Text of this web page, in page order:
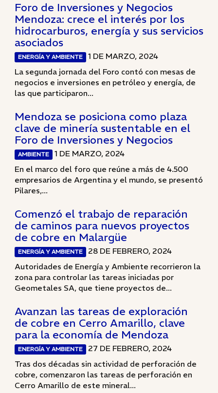
Foro de Inversiones y Negocios
Mendoza: crece el interés por los
hidrocarburos, energía y sus servicios
asociados
ENERGÍA Y AMBIENTE
1 DE MARZO, 2024
La segunda jornada del Foro contó con mesas de
negocios e inversiones en petróleo y energía, de
las que participaron...
Mendoza se posiciona como plaza
clave de minería sustentable en el
Foro de Inversiones y Negocios
AMBIENTE
1 DE MARZO, 2024
En el marco del foro que reúne a más de 4.500
empresarios de Argentina y el mundo, se presentó
Pilares,...
Comenzó el trabajo de reparación
de caminos para nuevos proyectos
de cobre en Malargüe
ENERGÍA Y AMBIENTE
28 DE FEBRERO, 2024
Autoridades de Energía y Ambiente recorrieron la
zona para controlar las tareas iniciadas por
Geometales SA, que tiene proyectos de...
Avanzan las tareas de exploración
de cobre en Cerro Amarillo, clave
para la economía de Mendoza
ENERGÍA Y AMBIENTE
27 DE FEBRERO, 2024
Tras dos décadas sin actividad de perforación de
cobre, comenzaron las tareas de perforación en
Cerro Amarillo de este mineral...